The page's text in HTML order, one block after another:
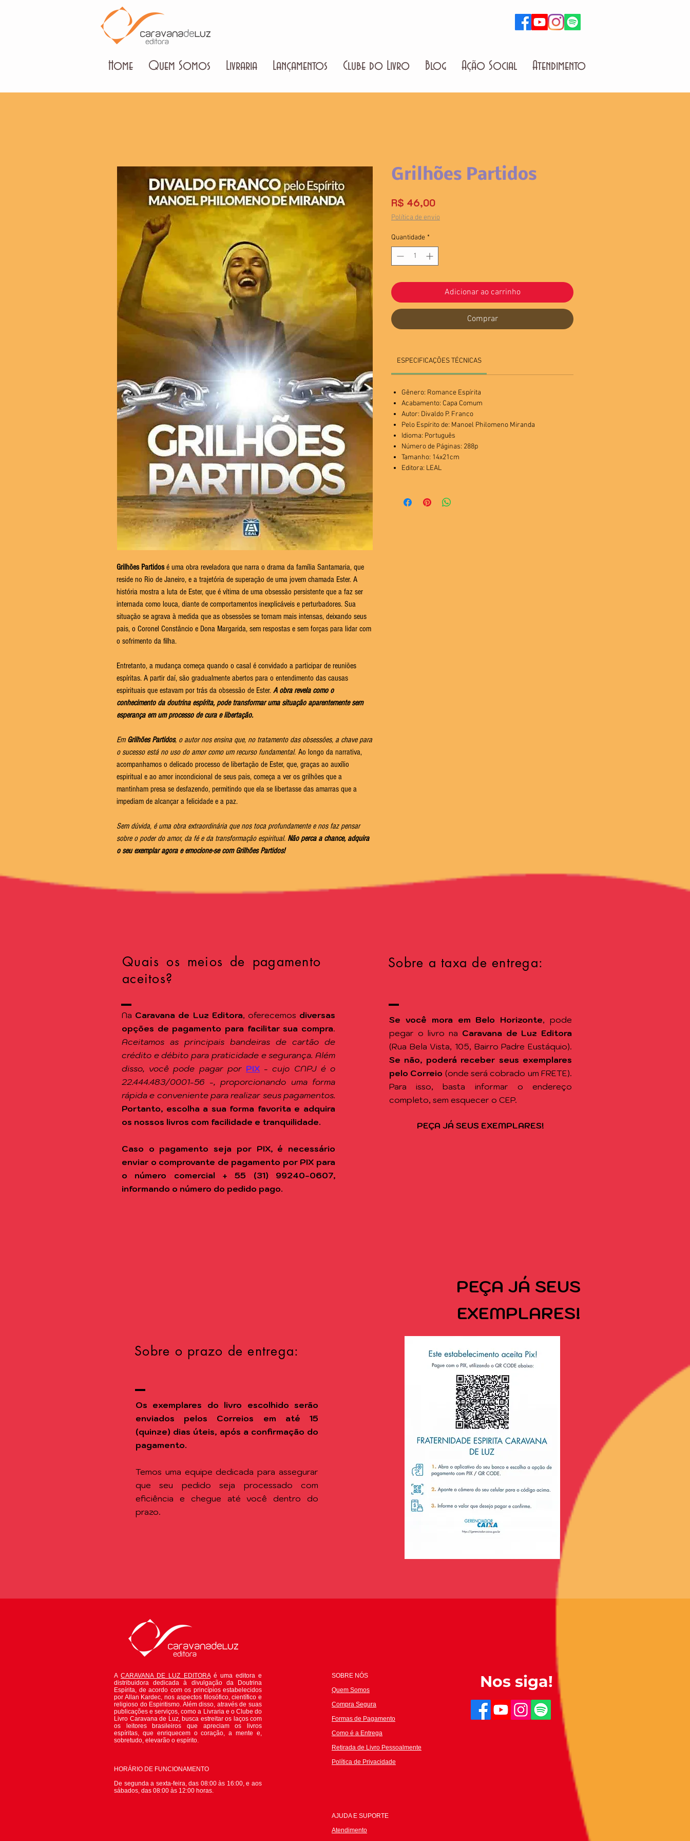
Home Quem Somos Livraria Lançamentos Clube do Livro Blog Ação Social Atendimento
Grilhões Partidosé uma obra reveladora que narra o drama da família Santamaria, que
reside no Rio de Janeiro, e a trajetória de superação de uma jovem chamada Ester. A
história mostra a luta de Ester, que é vítima de uma obsessão persistente que a faz ser
internada como louca, diante de comportamentos inexplicáveis e perturbadores. Sua
situação se agrava à medida que as obsessões se tornam mais intensas, deixando seus
pais, o Coronel Constâncio e Dona Margarida, sem respostas e sem forças para lidar com
o sofrimento da filha.
Entretanto, a mudança começa quando o casal é convidado a participar de reuniões
espíritas. A partir daí, são gradualmente abertos para o entendimento das causas
espirituais que estavam por trás da obsessão de Ester. A obra revela como o
conhecimento da doutrina espírita, pode transformar uma situação aparentemente sem
esperança em um processo de cura e libertação.
Em Grilhões Partidos, o autor nos ensina que, no tratamento das obsessões, a chave para
o sucesso está no uso do amor como um recurso fundamental. Ao longo da narrativa,
acompanhamos o delicado processo de libertação de Ester, que, graças ao auxílio
espiritual e ao amor incondicional de seus pais, começa a ver os grilhões que a
mantinham presa se desfazendo, permitindo que ela se libertasse das amarras que a
impediam de alcançar a felicidade e a paz.
Sem dúvida, é uma obra extraordinária que nos toca profundamente e nos faz pensar
sobre o poder do amor, da fé e da transformação espiritual. Não perca a chance, adquira
o seu exemplar agora e emocione-se com Grilhões Partidos!
Grilhões Partidos
R$ 46,00Preço
Política de envio
Quantidade *
Adicionar ao carrinho
Comprar
ESPECIFICAÇÕES TÉCNICAS
Gênero: Romance Espírita
Acabamento: Capa Comum
Autor: Divaldo P. Franco
Pelo Espírito de: Manoel Philomeno Miranda
Idioma: Português
Número de Páginas: 288p
Tamanho: 14x21cm
Editora: LEAL
Sobre a taxa de entrega:
Se você mora em Belo Horizonte, pode
pegar o livro na Caravana de Luz Editora
(Rua Bela Vista, 105, Bairro Padre Eustáquio).
Se não, poderá receber seus exemplares
pelo Correio (onde será cobrado um FRETE).
Para isso, basta informar o endereço
completo, sem esquecer o CEP.
PEÇA JÁ SEUS EXEMPLARES!
Quais os meios de pagamento
aceitos?
Na Caravana de Luz Editora, oferecemos diversas
opções de pagamento para facilitar sua compra.
Aceitamos as principais bandeiras de cartão de
crédito e débito para praticidade e segurança. Além
disso, você pode pagar por PIX - cujo CNPJ é o
22.444.483/0001-56 -, proporcionando uma forma
rápida e conveniente para realizar seus pagamentos.
Portanto, escolha a sua forma favorita e adquira
os nossos livros com facilidade e tranquilidade.
Caso o pagamento seja por PIX, é necessário
enviar o comprovante de pagamento por PIX para
o número comercial + 55 (31) 99240-0607,
informando o número do pedido pago.
Sobre o prazo de entrega:
Os exemplares do livro escolhido serão
enviados pelos Correios em até 15
(quinze) dias úteis, após a confirmação do
pagamento.
Temos uma equipe dedicada para assegurar
que seu pedido seja processado com
eficiência e chegue até você dentro do
prazo.
PEÇA JÁ SEUS
EXEMPLARES!
ACARAVANA DE LUZ EDITORAé uma editora e
distribuidora dedicada à divulgação da Doutrina
Espírita, de acordo com os princípios estabelecidos
por Allan Kardec, nos aspectos filosófico, científico e
religioso do Espiritismo. Além disso, através de suas
publicações e serviços, como a Livraria e o Clube do
Livro Caravana de Luz, busca estreitar os laços com
os leitores brasileiros que apreciam os livros
espíritas, que enriquecem o coração, a mente e,
sobretudo, elevarão o espírito.
HORÁRIO DE FUNCIONAMENTO
De segunda a sexta-feira, das 08:00 às 16:00, e aos
sábados, das 08:00 às 12:00 horas.
SOBRE NÓS
Quem Somos
Compra Segura
Formas de Pagamento
Como é a Entrega
Retirada de Livro Pessoalmente
Política de Privacidade
Nos siga!
AJUDA E SUPORTE
Atendimento